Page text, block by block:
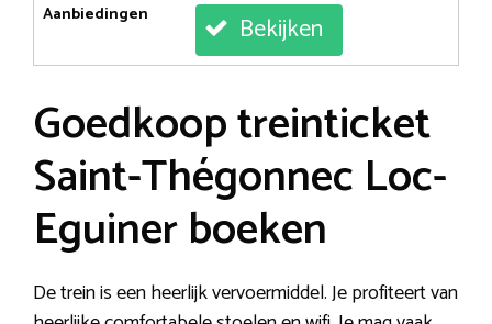
Aanbiedingen
Bekijken
Goedkoop treinticket
Saint-Thégonnec Loc-
Eguiner boeken
De trein is een heerlijk vervoermiddel. Je profiteert van